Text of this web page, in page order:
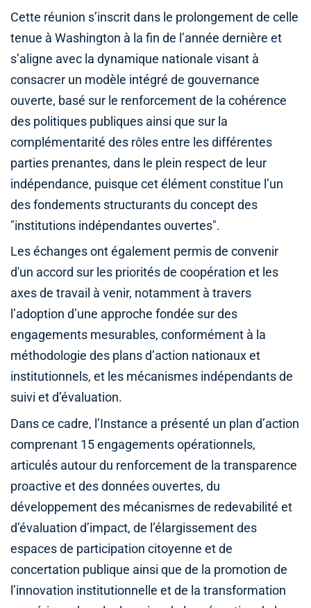
Cette réunion s’inscrit dans le prolongement de celle
tenue à Washington à la fin de l’année dernière et
s’aligne avec la dynamique nationale visant à
consacrer un modèle intégré de gouvernance
ouverte, basé sur le renforcement de la cohérence
des politiques publiques ainsi que sur la
complémentarité des rôles entre les différentes
parties prenantes, dans le plein respect de leur
indépendance, puisque cet élément constitue l’un
des fondements structurants du concept des
"institutions indépendantes ouvertes".
Les échanges ont également permis de convenir
d'un accord sur les priorités de coopération et les
axes de travail à venir, notamment à travers
l’adoption d’une approche fondée sur des
engagements mesurables, conformément à la
méthodologie des plans d’action nationaux et
institutionnels, et les mécanismes indépendants de
suivi et d’évaluation.
Dans ce cadre, l’Instance a présenté un plan d’action
comprenant 15 engagements opérationnels,
articulés autour du renforcement de la transparence
proactive et des données ouvertes, du
développement des mécanismes de redevabilité et
d’évaluation d’impact, de l’élargissement des
espaces de participation citoyenne et de
concertation publique ainsi que de la promotion de
l’innovation institutionnelle et de la transformation